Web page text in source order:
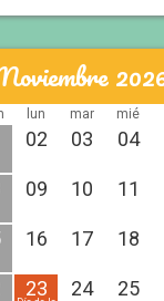
Noviembre
lun mar
mié
02 03 04
09 10 11
16 17 18
23 24 25